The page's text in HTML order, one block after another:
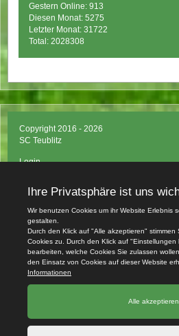
Gestern Online: 913
Diesen Monat: 5275
Letzter Monat: 31722
Total: 2028308
Copyright 2016 - 2026
SC Teublitz
Login
Impressum
Datenschutzerklärung
Teamsports 2
Dein Sportverein online